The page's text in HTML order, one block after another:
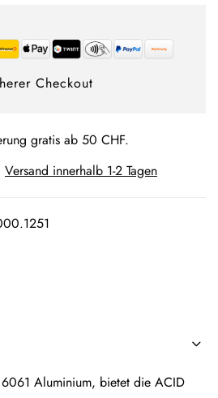
Checkout
gratis ab 50 CHF.
Versand innerhalb 1-2 Tagen
6061 Aluminium, bietet die ACID